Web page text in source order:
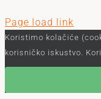
Page load link
Koristimo kolačiće
korisničko iskustvo.